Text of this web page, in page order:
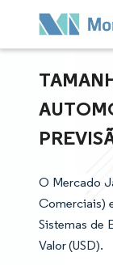
O Mercado
Comerciais)
Sistemas de
Valor (USD).